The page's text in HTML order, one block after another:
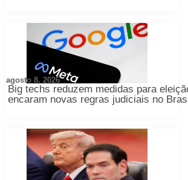
Big techs reduzem medidas para
encaram novas regras judiciais no
agosto 8, 2026